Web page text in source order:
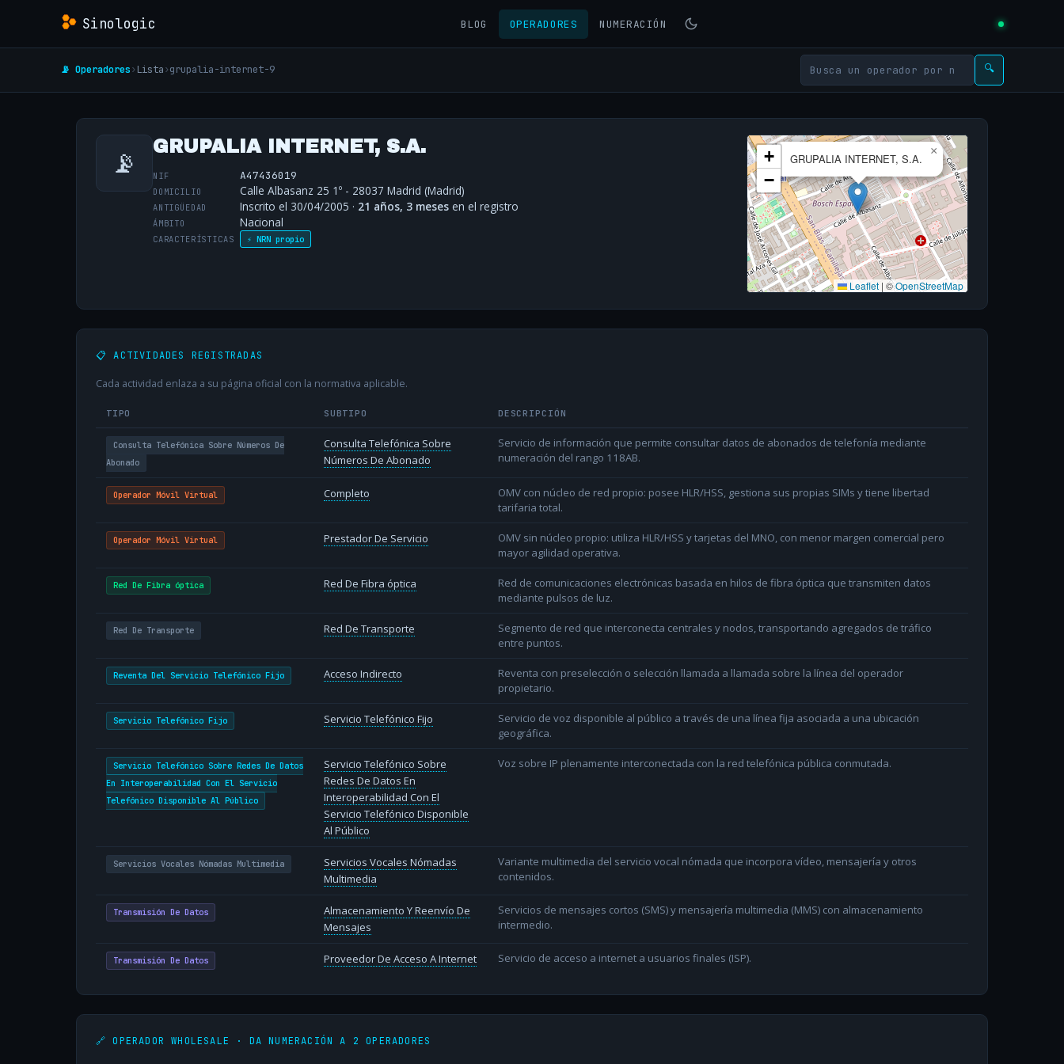
Sinologic BLOG OPERADORES NUMERACIÓN
📡 Operadores› Lista›grupalia-internet-9 🔍
📡 GRUPALIA INTERNET, S.A.
NIF A47436019
DOMICILIO Calle Albasanz 25 1º - 28037 Madrid (Madrid)
ANTIGÜEDAD Inscrito el 30/04/2005 · 21 años, 3 meses en el registro
ÁMBITO Nacional
CARACTERÍSTICAS ⚡ NRN propio
GRUPALIA INTERNET, S.A.
×
+
−
Leaflet | ©OpenStreetMap
📋 ACTIVIDADES REGISTRADAS
Cada actividad enlaza a su página oficial con la normativa aplicable.
TIPO SUBTIPO DESCRIPCIÓN
Consulta Telefónica Sobre Números De
Abonado
Consulta Telefónica Sobre
Números De Abonado
Servicio de información que permite consultar datos de abonados de telefonía mediante
numeración del rango 118AB.
Operador Móvil Virtual Completo
OMV con núcleo de red propio: posee HLR/HSS, gestiona sus propias SIMs y tiene libertad
tarifaria total.
Operador Móvil Virtual Prestador De Servicio
OMV sin núcleo propio: utiliza HLR/HSS y tarjetas del MNO, con menor margen comercial pero
mayor agilidad operativa.
Red De Fibra óptica Red De Fibra óptica
Red de comunicaciones electrónicas basada en hilos de fibra óptica que transmiten datos
mediante pulsos de luz.
Red De Transporte Red De Transporte
Segmento de red que interconecta centrales y nodos, transportando agregados de tráfico
entre puntos.
Reventa Del Servicio Telefónico Fijo Acceso Indirecto
Reventa con preselección o selección llamada a llamada sobre la línea del operador
propietario.
Servicio Telefónico Fijo Servicio Telefónico Fijo
Servicio de voz disponible al público a través de una línea fija asociada a una ubicación
geográfica.
Servicio Telefónico Sobre Redes De Datos
En Interoperabilidad Con El Servicio
Telefónico Disponible Al Público
Servicio Telefónico Sobre
Redes De Datos En
Interoperabilidad Con El
Servicio Telefónico Disponible
Al Público
Voz sobre IP plenamente interconectada con la red telefónica pública conmutada.
Servicios Vocales Nómadas Multimedia
Servicios Vocales Nómadas
Multimedia
Variante multimedia del servicio vocal nómada que incorpora vídeo, mensajería y otros
contenidos.
Transmisión De Datos
Almacenamiento Y Reenvío De
Mensajes
Servicios de mensajes cortos (SMS) y mensajería multimedia (MMS) con almacenamiento
intermedio.
Transmisión De Datos Proveedor De Acceso A Internet Servicio de acceso a internet a usuarios finales (ISP).
🔗 OPERADOR WHOLESALE · DA NUMERACIÓN A 2 OPERADORES